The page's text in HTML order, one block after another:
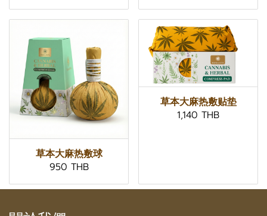
草本大麻热敷球
950 THB
草本大麻热敷贴垫
1,140 THB